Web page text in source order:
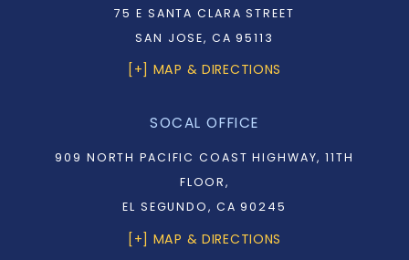
75 E SANTA CLARA STREET
SAN JOSE, CA 95113
[+] MAP & DIRECTIONS
SOCAL OFFICE
909 NORTH PACIFIC COAST HIGHWAY, 11TH
FLOOR,
EL SEGUNDO, CA 90245
[+] MAP & DIRECTIONS